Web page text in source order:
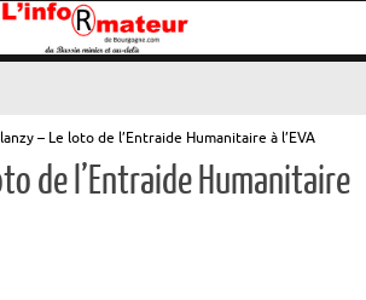
– Le loto de l’Entraide Humanitaire à l’EVA
de l’Entraide Humanitaire